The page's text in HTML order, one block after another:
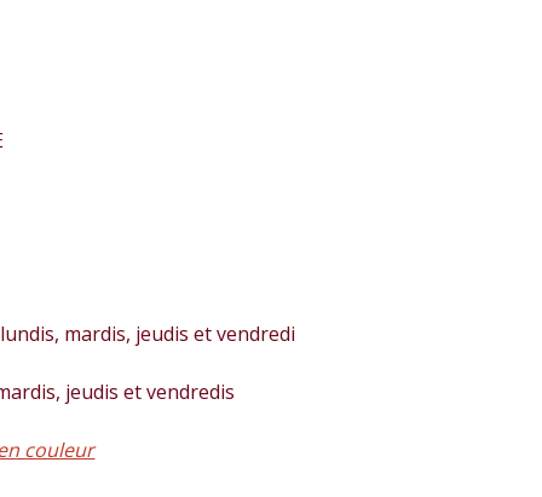
mardis, jeudis et vendredi
jeudis et vendredis
couleur